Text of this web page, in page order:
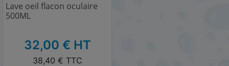
Lave oeil flacon oculaire
500ML
32,00 € HT
38,40 € TTC